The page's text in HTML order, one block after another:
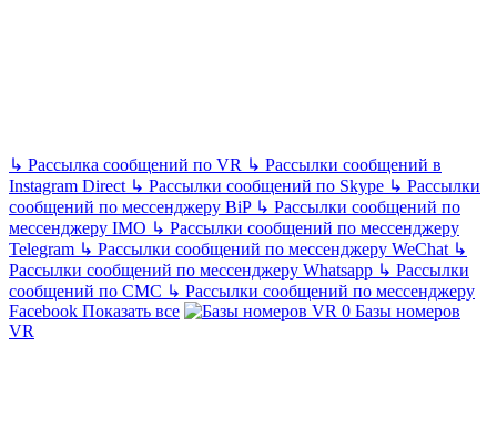
↳ Рассылка сообщений по VR ↳ Рассылки сообщений в
Instagram Direct ↳ Рассылки сообщений по Skype ↳ Рассылки
сообщений по мессенджеру BiP ↳ Рассылки сообщений по
мессенджеру IMO ↳ Рассылки сообщений по мессенджеру
Telegram ↳ Рассылки сообщений по мессенджеру WeChat ↳
Рассылки сообщений по мессенджеру Whatsapp ↳ Рассылки
сообщений по СМС ↳ Рассылки сообщений по мессенджеру
Facebook Показать все
Базы номеров
VR